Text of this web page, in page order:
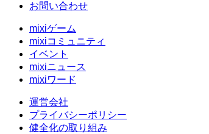
お問い合わせ
mixiゲーム
mixiコミュニティ
イベント
mixiニュース
mixiワード
運営会社
プライバシーポリシー
健全化の取り組み